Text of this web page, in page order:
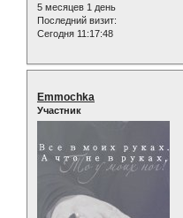
5 месяцев 1 день
Последний визит:
Сегодня 11:17:48
Emmochka
Участник